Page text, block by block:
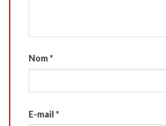
Nom*
E-mail *